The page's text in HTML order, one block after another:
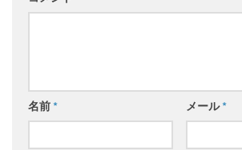
名前* メール*